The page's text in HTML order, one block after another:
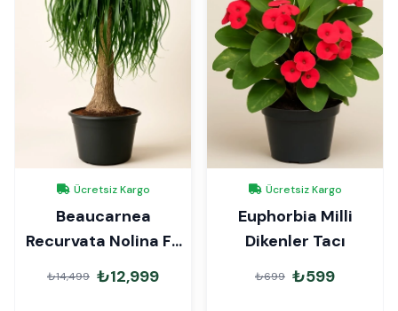
Ücretsiz Kargo
Beaucarnea
Recurvata Nolina Fil
Ayağı 110cm
₺14,499 ₺12,999
Ücretsiz Kargo
Euphorbia Milli
Dikenler Tacı
₺699 ₺599